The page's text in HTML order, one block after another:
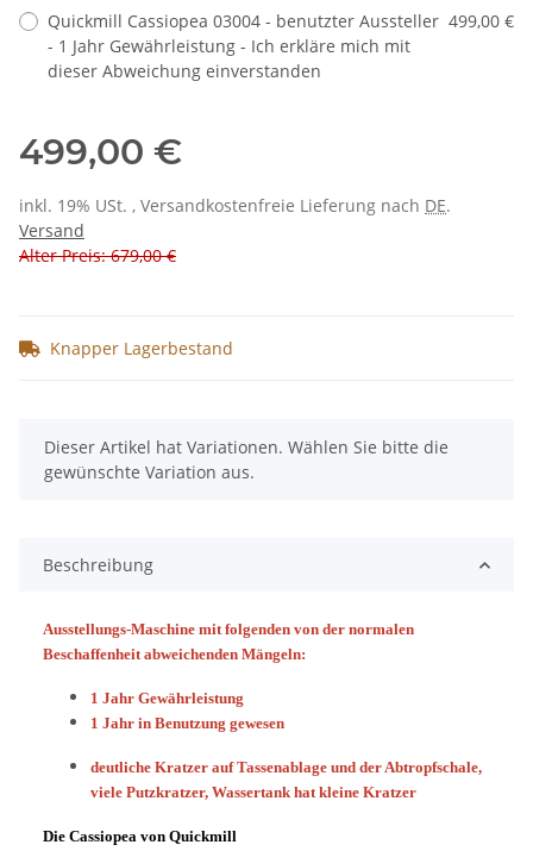
Quickmill Cassiopea 03004 - benutzter Aussteller
- 1 Jahr Gewährleistung - Ich erkläre mich mit
dieser Abweichung einverstanden
499,00 €
499,00 €
inkl. 19% USt. , Versandkostenfreie Lieferung nach DE.
Versand
Alter Preis: 679,00 €
Knapper Lagerbestand
x
Dieser Artikel hat Variationen. Wählen Sie bitte die
gewünschte Variation aus.
Beschreibung
Ausstellungs-Maschine mit folgenden von der normalen
Beschaffenheit abweichenden Mängeln:
1 Jahr Gewährleistung
1 Jahr in Benutzung gewesen
deutliche Kratzer auf Tassenablage und der Abtropfschale,
viele Putzkratzer, Wassertank hat kleine Kratzer
Die Cassiopea von Quickmill